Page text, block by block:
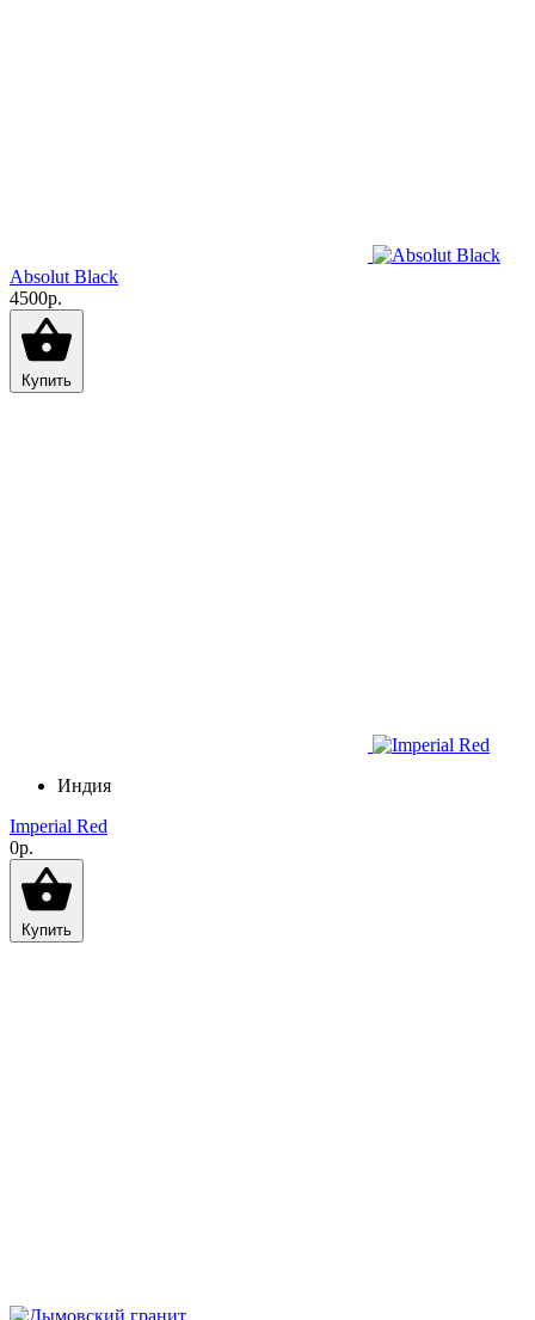
Absolut Black
4500р.
Купить
Индия
Imperial Red
0р.
Купить